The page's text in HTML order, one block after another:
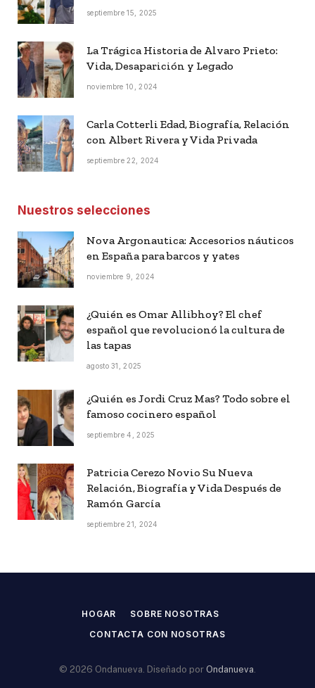
septiembre 15, 2025
La Trágica Historia de Alvaro Prieto:
Vida, Desaparición y Legado
noviembre 10, 2024
Carla Cotterli Edad, Biografía, Relación
con Albert Rivera y Vida Privada
septiembre 22, 2024
Nuestros selecciones
Nova Argonautica: Accesorios náuticos
en España para barcos y yates
noviembre 9, 2024
¿Quién es Omar Allibhoy? El chef
español que revolucionó la cultura de
las tapas
agosto 31, 2025
¿Quién es Jordi Cruz Mas? Todo sobre el
famoso cocinero español
septiembre 4, 2025
Patricia Cerezo Novio Su Nueva
Relación, Biografía y Vida Después de
Ramón García
septiembre 21, 2024
HOGAR
SOBRE NOSOTRAS
CONTACTA CON NOSOTRAS
© 2026 Ondanueva. Diseñado por Ondanueva